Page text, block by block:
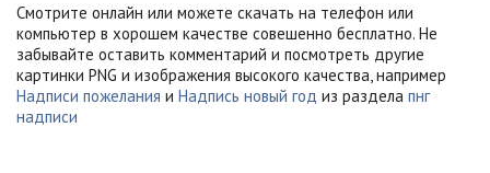
Смотрите онлайн или можете скачать на телефон или
компьютер в хорошем качестве совешенно бесплатно. Не
забывайте оставить комментарий и посмотреть другие
картинки PNG и изображения высокого качества, например
Надписи пожелания и Надпись новый год из раздела пнг
надписи